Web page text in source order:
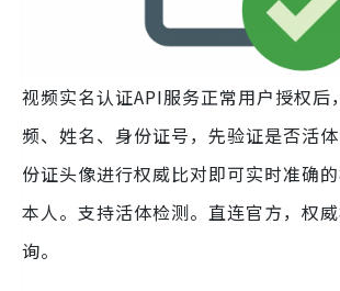
视频实名认证API服务正常用户授权后
频、姓名、身份证号，先验证是否活
份证头像进行权威比对即可实时准确
本人。支持活体检测。直连官方，权
询。